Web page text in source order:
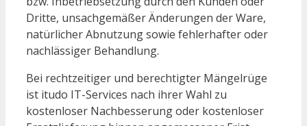
Dritte, unsachgemäßer Änderungen der Ware,
natürlicher Abnutzung sowie fehlerhafter oder
nachlässiger Behandlung.
Bei rechtzeitiger und berechtigter Mängelrüge
ist itudo IT-Services nach ihrer Wahl zu
kostenloser Nachbesserung oder kostenloser